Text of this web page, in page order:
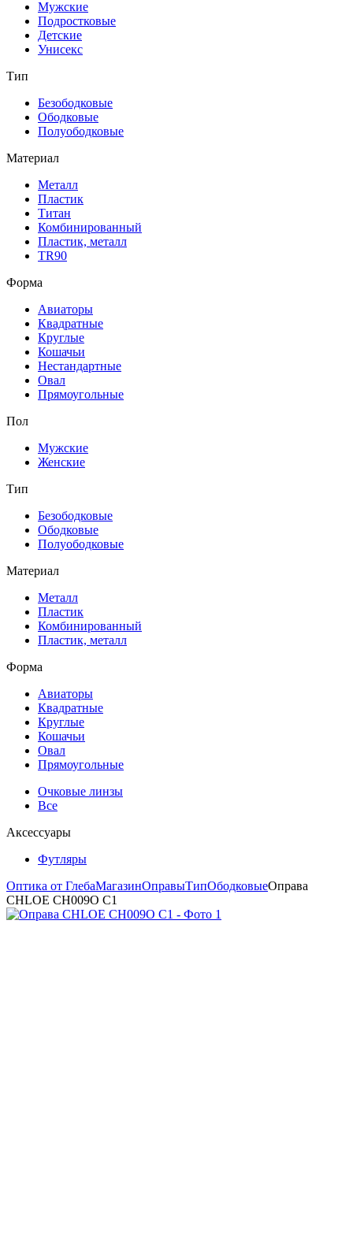
Мужские
Подростковые
Детские
Унисекс
Тип
Безободковые
Ободковые
Полуободковые
Материал
Металл
Пластик
Титан
Комбинированный
Пластик, металл
TR90
Форма
Авиаторы
Квадратные
Круглые
Кошачьи
Нестандартные
Овал
Прямоугольные
Пол
Мужские
Женские
Тип
Безободковые
Ободковые
Полуободковые
Материал
Металл
Пластик
Комбинированный
Пластик, металл
Форма
Авиаторы
Квадратные
Круглые
Кошачьи
Овал
Прямоугольные
Очковые линзы
Все
Аксессуары
Футляры
Оптика от ГлебаМагазинОправыТипОбодковыеОправа
CHLOE CH009O C1